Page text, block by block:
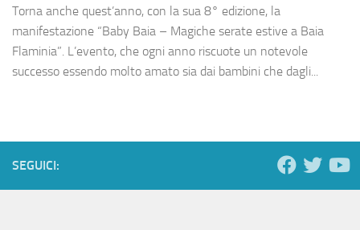
Torna anche quest’anno, con la sua 8° edizione, la
manifestazione “Baby Baia – Magiche serate estive a Baia
Flaminia”. L’evento, che ogni anno riscuote un notevole
successo essendo molto amato sia dai bambini che dagli...
SEGUICI: